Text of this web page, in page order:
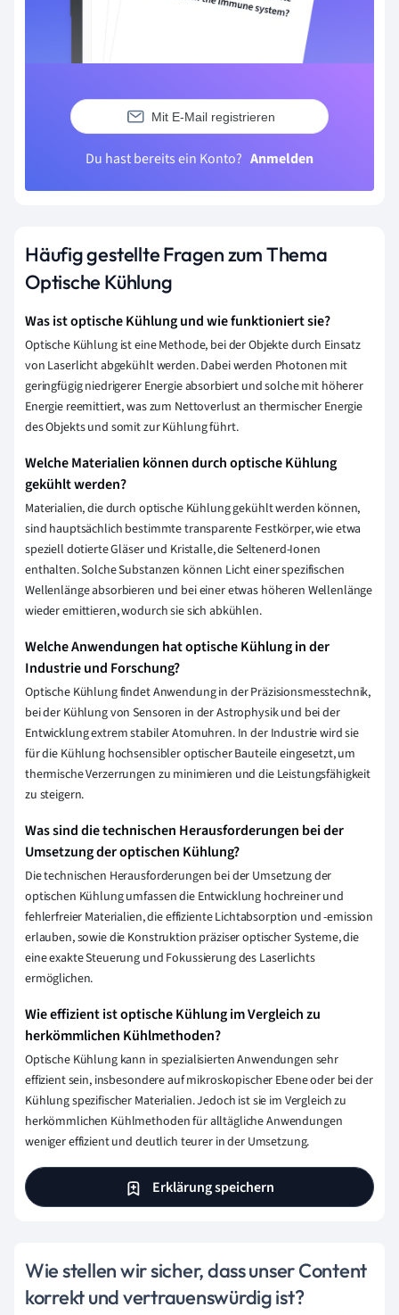
Mit E-Mail registrieren
Du hast bereits ein Konto? Anmelden
Häufig gestellte Fragen zum Thema
Optische Kühlung
Was ist optische Kühlung und wie funktioniert sie?
Optische Kühlung ist eine Methode, bei der Objekte durch Einsatz
von Laserlicht abgekühlt werden. Dabei werden Photonen mit
geringfügig niedrigerer Energie absorbiert und solche mit höherer
Energie reemittiert, was zum Nettoverlust an thermischer Energie
des Objekts und somit zur Kühlung führt.
Welche Materialien können durch optische Kühlung
gekühlt werden?
Materialien, die durch optische Kühlung gekühlt werden können,
sind hauptsächlich bestimmte transparente Festkörper, wie etwa
speziell dotierte Gläser und Kristalle, die Seltenerd-Ionen
enthalten. Solche Substanzen können Licht einer spezifischen
Wellenlänge absorbieren und bei einer etwas höheren Wellenlänge
wieder emittieren, wodurch sie sich abkühlen.
Welche Anwendungen hat optische Kühlung in der
Industrie und Forschung?
Optische Kühlung findet Anwendung in der Präzisionsmesstechnik,
bei der Kühlung von Sensoren in der Astrophysik und bei der
Entwicklung extrem stabiler Atomuhren. In der Industrie wird sie
für die Kühlung hochsensibler optischer Bauteile eingesetzt, um
thermische Verzerrungen zu minimieren und die Leistungsfähigkeit
zu steigern.
Was sind die technischen Herausforderungen bei der
Umsetzung der optischen Kühlung?
Die technischen Herausforderungen bei der Umsetzung der
optischen Kühlung umfassen die Entwicklung hochreiner und
fehlerfreier Materialien, die effiziente Lichtabsorption und -emission
erlauben, sowie die Konstruktion präziser optischer Systeme, die
eine exakte Steuerung und Fokussierung des Laserlichts
ermöglichen.
Wie effizient ist optische Kühlung im Vergleich zu
herkömmlichen Kühlmethoden?
Optische Kühlung kann in spezialisierten Anwendungen sehr
effizient sein, insbesondere auf mikroskopischer Ebene oder bei der
Kühlung spezifischer Materialien. Jedoch ist sie im Vergleich zu
herkömmlichen Kühlmethoden für alltägliche Anwendungen
weniger effizient und deutlich teurer in der Umsetzung.
Erklärung speichern
Wie stellen wir sicher, dass unser Content
korrekt und vertrauenswürdig ist?